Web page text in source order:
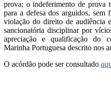
prova; o indeferimento de prova
para a defesa dos arguidos, sem
violação do direito de audiência
sancionatória disciplinar por
apreciação e qualificação do
Marinha Portuguesa descrito nos
O acórdão pode ser consultado